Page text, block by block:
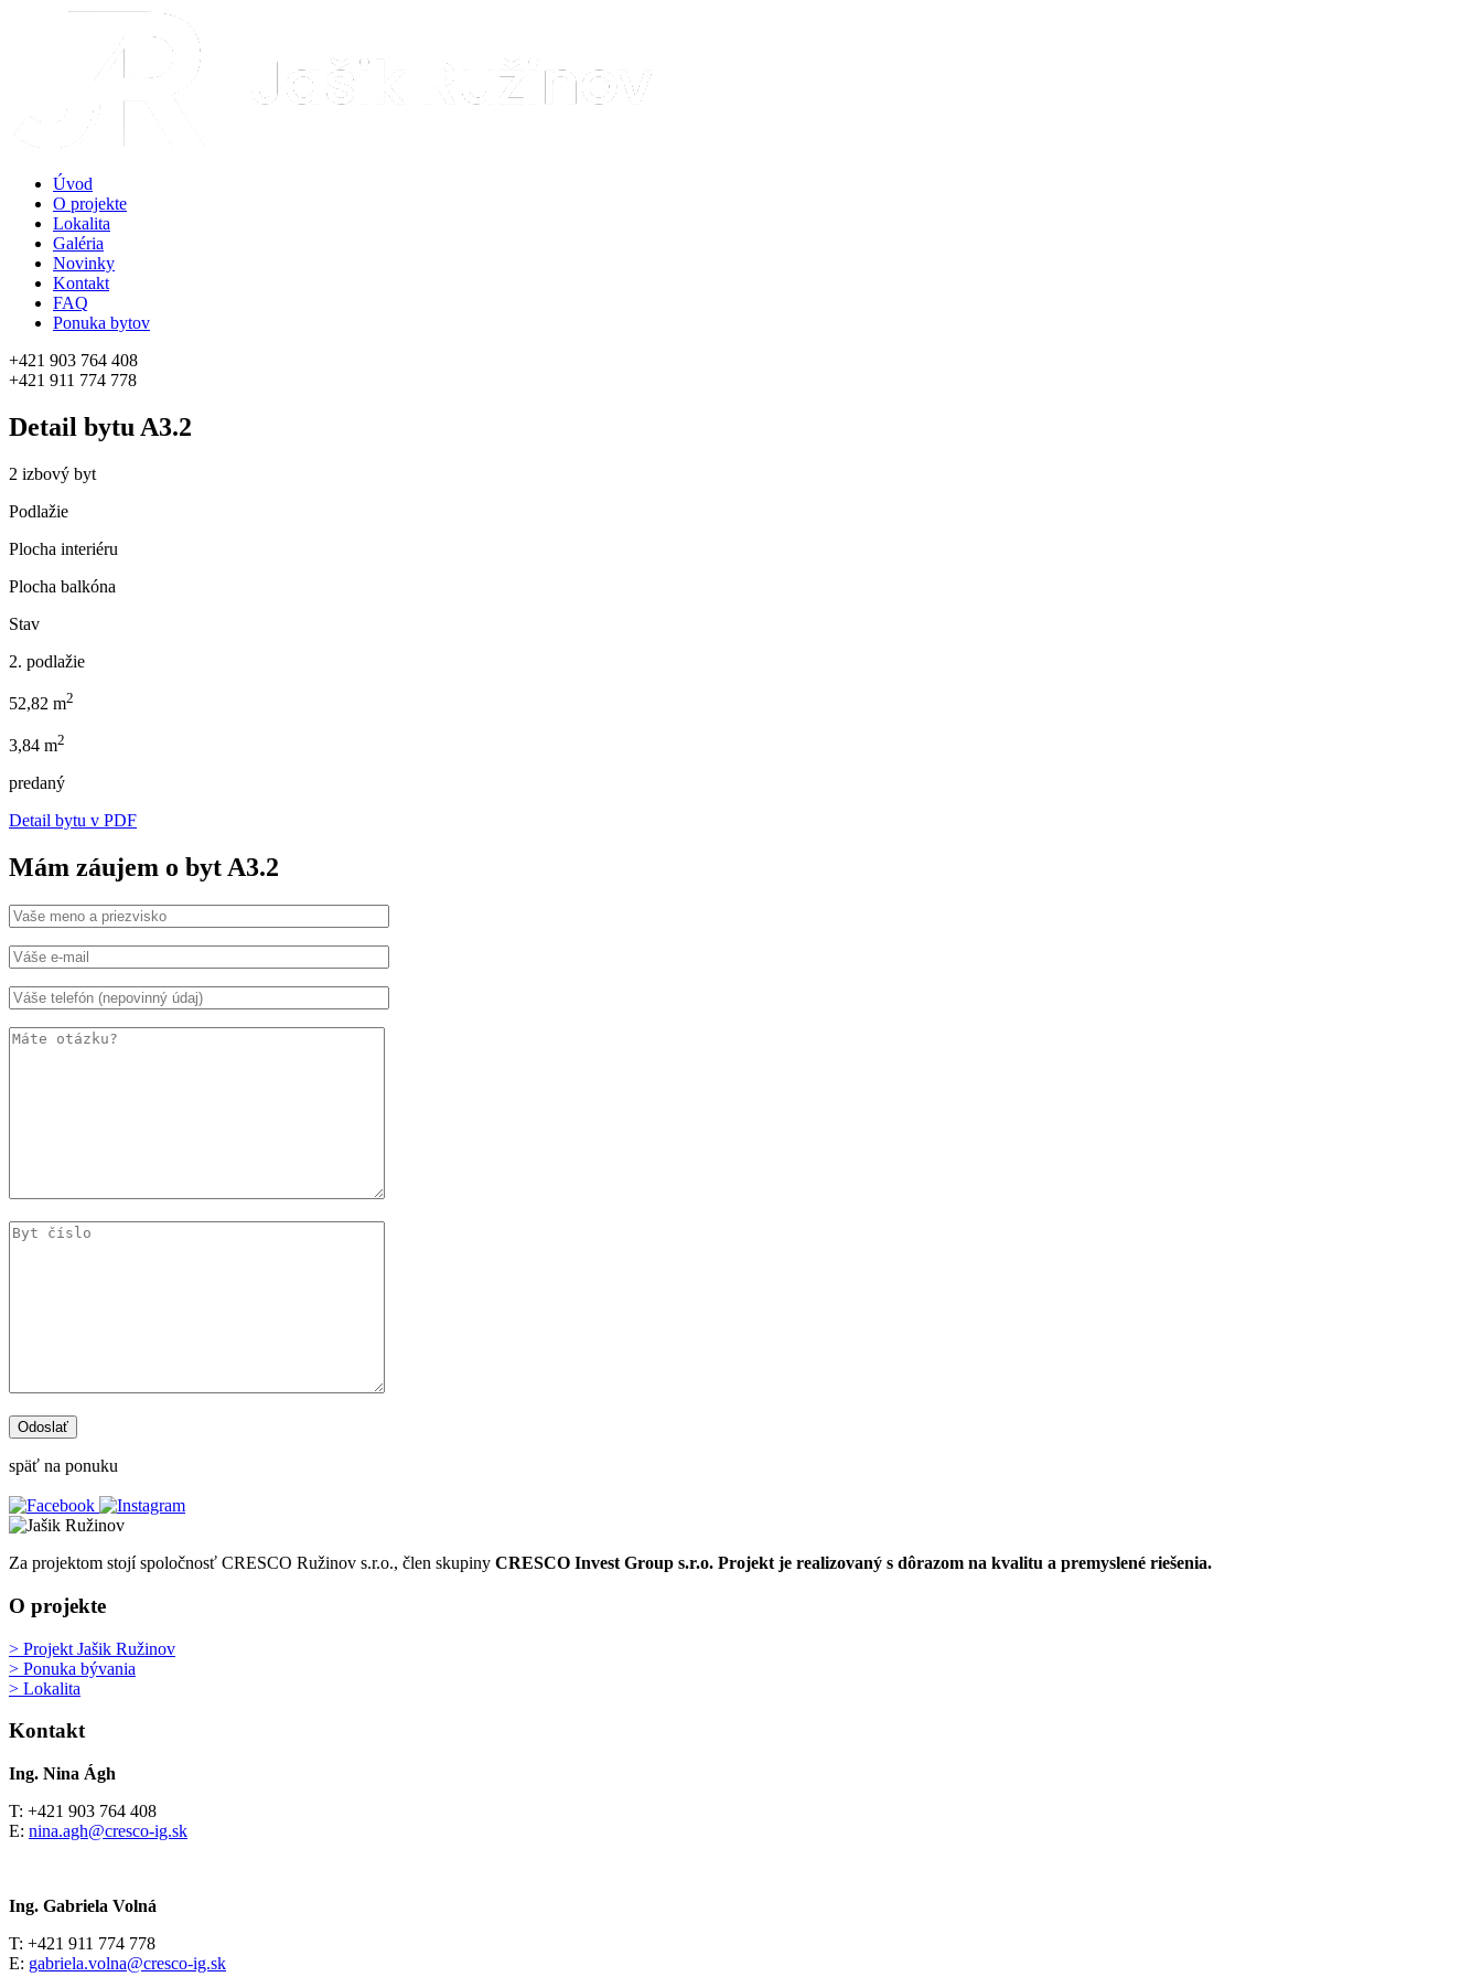
Úvod
O projekte
Lokalita
Galéria
Novinky
Kontakt
FAQ
Ponuka bytov
+421 903 764 408
+421 911 774 778
Detail bytu A3.2
2 izbový byt
Podlažie
Plocha interiéru
Plocha balkóna
Stav
2. podlažie
52,82 m2
3,84 m2
predaný
Detail bytu v PDF
Mám záujem o byt A3.2
späť na ponuku
Za projektom stojí spoločnosť CRESCO Ružinov s.r.o., člen skupiny CRESCO Invest Group s.r.o. Projekt je realizovaný s dôrazom na kvalitu a premyslené riešenia.
O projekte
> Projekt Jašik Ružinov
> Ponuka bývania
> Lokalita
Kontakt
Ing. Nina Ágh
T: +421 903 764 408
E: nina.agh@cresco-ig.sk
Ing. Gabriela Volná
T: +421 911 774 778
E: gabriela.volna@cresco-ig.sk